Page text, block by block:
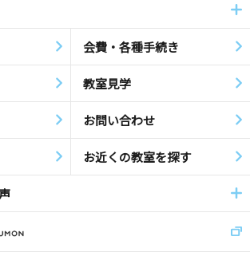
会費・各種手続き
教室見学
お問い合わせ
お近くの教室を探す